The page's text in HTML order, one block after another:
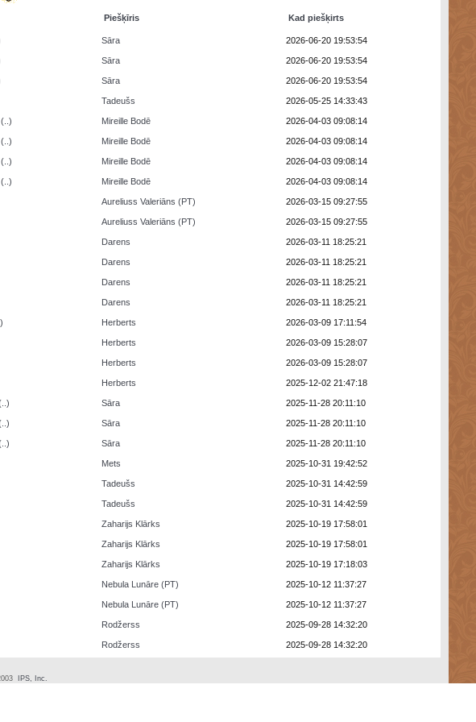
Piešķīris Kad piešķirts
Sāra 2026-06-20 19:53:54
Sāra 2026-06-20 19:53:54
Sāra 2026-06-20 19:53:54
Tadeušs 2026-05-25 14:33:43
(..) Mireille Bodē 2026-04-03 09:08:14
(..) Mireille Bodē 2026-04-03 09:08:14
(..) Mireille Bodē 2026-04-03 09:08:14
(..) Mireille Bodē 2026-04-03 09:08:14
Aureliuss Valeriāns (PT) 2026-03-15 09:27:55
Aureliuss Valeriāns (PT) 2026-03-15 09:27:55
Darens 2026-03-11 18:25:21
Darens 2026-03-11 18:25:21
Darens 2026-03-11 18:25:21
Darens 2026-03-11 18:25:21
Herberts 2026-03-09 17:11:54
Herberts 2026-03-09 15:28:07
Herberts 2026-03-09 15:28:07
Herberts 2025-12-02 21:47:18
Sāra 2025-11-28 20:11:10
Sāra 2025-11-28 20:11:10
Sāra 2025-11-28 20:11:10
Mets 2025-10-31 19:42:52
Tadeušs 2025-10-31 14:42:59
Tadeušs 2025-10-31 14:42:59
Zaharijs Klārks 2025-10-19 17:58:01
Zaharijs Klārks 2025-10-19 17:58:01
Zaharijs Klārks 2025-10-19 17:18:03
Nebula Lunāre (PT) 2025-10-12 11:37:27
Nebula Lunāre (PT) 2025-10-12 11:37:27
Rodžerss 2025-09-28 14:32:20
Rodžerss 2025-09-28 14:32:20
IPS, Inc.